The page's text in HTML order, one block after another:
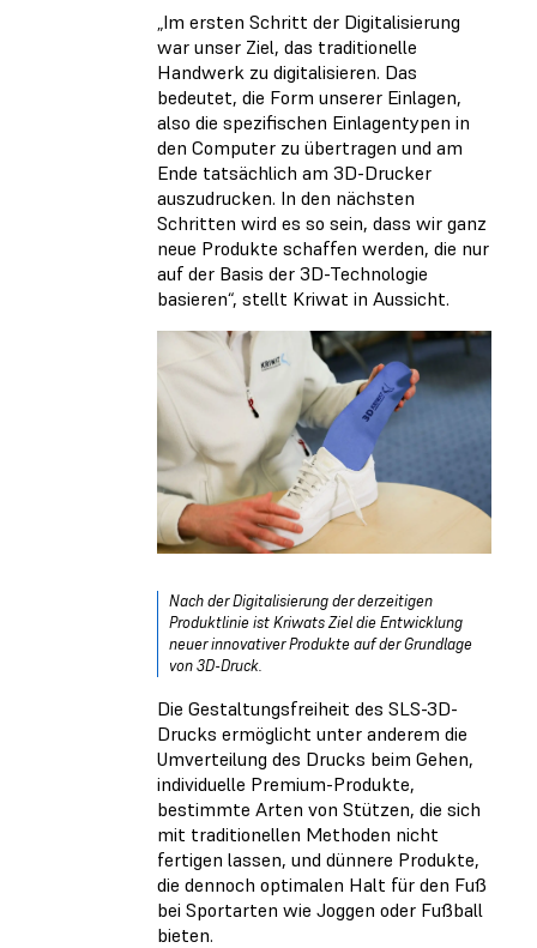
„Im ersten Schritt der Digitalisierung
war unser Ziel, das traditionelle
Handwerk zu digitalisieren. Das
bedeutet, die Form unserer Einlagen,
also die spezifischen Einlagentypen in
den Computer zu übertragen und am
Ende tatsächlich am 3D-Drucker
auszudrucken. In den nächsten
Schritten wird es so sein, dass wir ganz
neue Produkte schaffen werden, die nur
auf der Basis der 3D-Technologie
basieren“, stellt Kriwat in Aussicht.
Nach der Digitalisierung der derzeitigen
Produktlinie ist Kriwats Ziel die Entwicklung
neuer innovativer Produkte auf der Grundlage
von 3D-Druck.
Die Gestaltungsfreiheit des SLS-3D-
Drucks ermöglicht unter anderem die
Umverteilung des Drucks beim Gehen,
individuelle Premium-Produkte,
bestimmte Arten von Stützen, die sich
mit traditionellen Methoden nicht
fertigen lassen, und dünnere Produkte,
die dennoch optimalen Halt für den Fuß
bei Sportarten wie Joggen oder Fußball
bieten.